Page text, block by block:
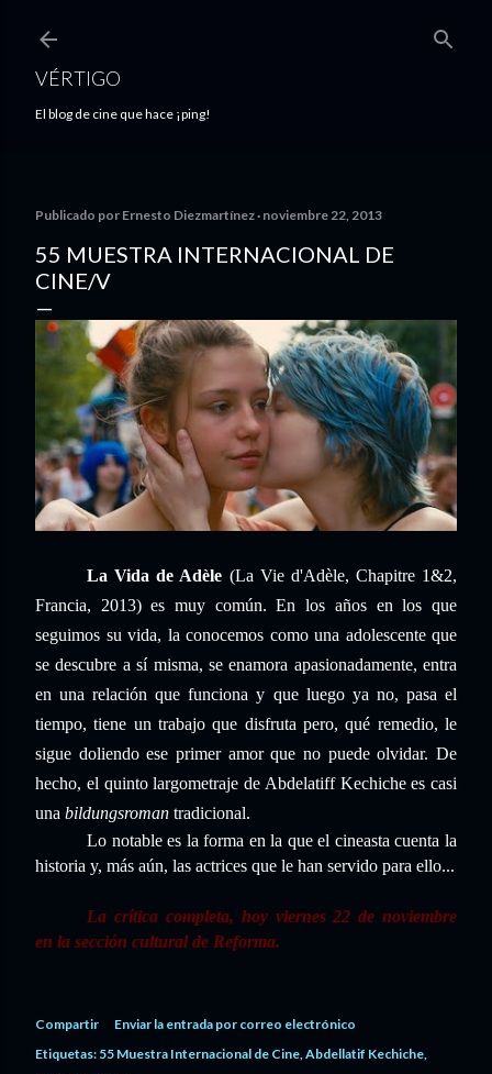
VÉRTIGO
El blog de cine que hace ¡ping!
Publicado por Ernesto Diezmartínez noviembre 22, 2013
55 MUESTRA INTERNACIONAL DE
CINE/V
La Vida de Adèle (La Vie d'Adèle, Chapitre 1&2,
Francia, 2013) es muy común. En los años en los que
seguimos su vida, la conocemos como una adolescente que
se descubre a sí misma, se enamora apasionadamente, entra
en una relación que funciona y que luego ya no, pasa el
tiempo, tiene un trabajo que disfruta pero, qué remedio, le
sigue doliendo ese primer amor que no puede olvidar. De
hecho, el quinto largometraje de Abdelatiff Kechiche es casi
una bildungsroman tradicional.
Lo notable es la forma en la que el cineasta cuenta la
historia y, más aún, las actrices que le han servido para ello...
La crítica completa, hoy viernes 22 de noviembre
en la sección cultural de Reforma.
Compartir
Enviar la entrada por correo electrónico
Etiquetas: 55 Muestra Internacional de Cine Abdellatif Kechiche